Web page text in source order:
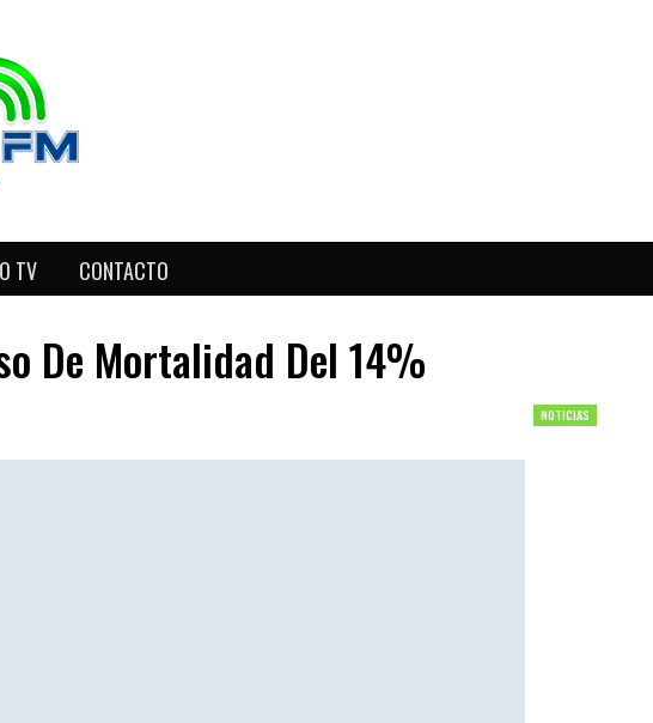
TV CONTACTO
De Mortalidad Del 14%
NOTICIAS